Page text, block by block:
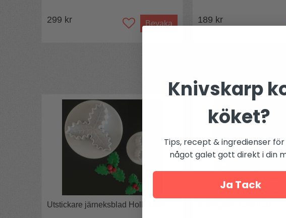
299 kr Bevaka 189 kr
Utstickare järneksblad Holly Leaf
Knivskarp
köket?
Tips, recept & ingredienser
något galet gott direkt i din
Ja Tack